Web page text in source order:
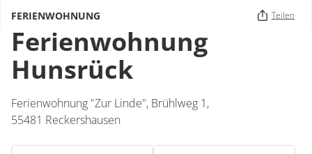
FERIENWOHNUNG Teilen
Ferienwohnung
Hunsrück
Ferienwohnung "Zur Linde", Brühlweg 1,
55481 Reckershausen